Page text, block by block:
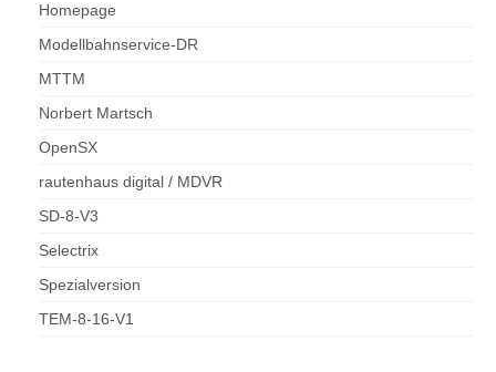
Tasten-Eingabe-Modul V1
Funktionsdecoder V1
Modellbahn
Flügelsignale (Formsignale) 3D-Druck H0
Homepage
Modellbahnservice-DR
MTTM
Norbert Martsch
OpenSX
rautenhaus digital / MDVR
SD-8-V3
Selectrix
Spezialversion
TEM-8-16-V1